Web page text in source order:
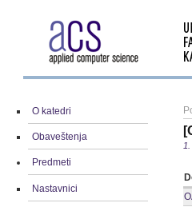
O katedri
Obaveštenja
Predmeti
Nastavnici